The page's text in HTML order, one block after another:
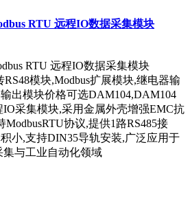
RTU 远程IO数据采集模块
RTU 远程IO数据采集模块
模块,Modbus扩展模块,继电器输
出模块价格可选DAM104,DAM104
采集模块,采用金属外壳增强EMC抗
ModbusRTU协议,提供1路RS485接
小,支持DIN35导轨安装,广泛应用于
与工业自动化领域